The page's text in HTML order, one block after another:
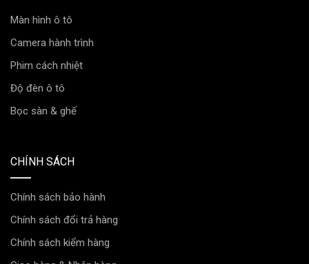
Màn hình ô tô
Camera hành trình
Phim cách nhiệt
Độ đèn ô tô
Bọc sàn & ghế
CHÍNH SÁCH
Chính sách bảo hành
Chính sách đổi trả hàng
Chính sách kiểm hàng